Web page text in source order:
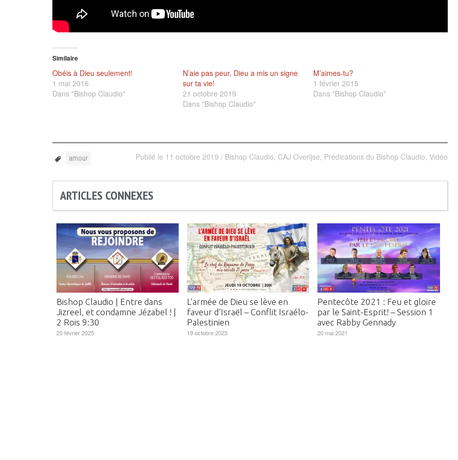
Similaire
Obéis à Dieu seulement!
1 mai 2016
Dans "Bishop Claudio"
N’aie pas peur, Dieu a mis un signe
sur ta vie!
21 octobre 2019
Dans "Bishop Claudio"
M’aimes-tu?
1 février 2015
Dans "Bishop Claudio"
Publié le 11 octobre 2019 / Bishop Claudio, CAJ Overijse, Prédications du Bishop Claudio, Vidéo
amour
ARTICLES CONNEXES
Bishop Claudio | Entre dans
Jizreel, et condamne Jézabel ! |
2 Rois 9:30
20 février 2025
L’armée de Dieu se lève en
faveur d’Israël – Conflit Israélo-
Palestinien
19 octobre 2023
Pentecôte 2021 : Feu et gloire
par le Saint-Esprit! – Session 1
avec Rabby Gennady
20 mai 2021